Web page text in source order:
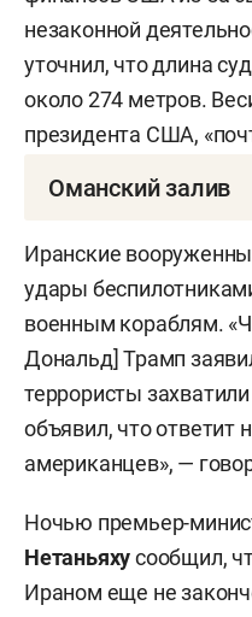
незаконной
уточнил, что длина
около 274 метров.
президента США,
Оманский залив
расположенная
полуостровом и
соединяет
океаном и фактически
Персидский залив.
коридор, через
энергетические
поставки нефти и
залива на мировые
Иранские
удары
военным кораблям.
Дональд] Трамп
террористы
объявил, что ответит
американцев», —
Ночью премьер-
Нетаньяхусообщил,
Ираном еще не